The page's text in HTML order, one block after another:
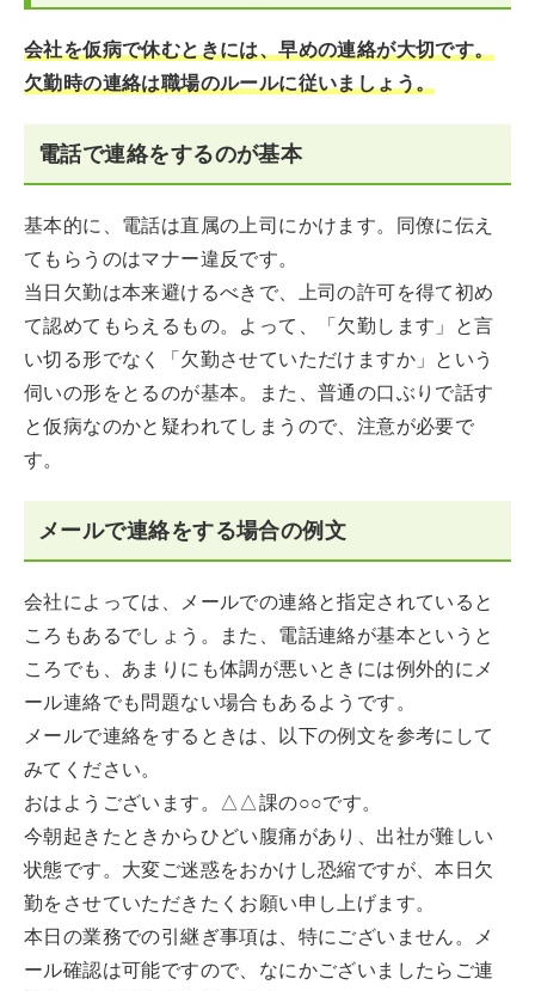
会社を仮病で休むときには、早めの連絡が大切です。
欠勤時の連絡は職場のルールに従いましょう。
電話で連絡をするのが基本
基本的に、電話は直属の上司にかけます。同僚に伝え
てもらうのはマナー違反です。
当日欠勤は本来避けるべきで、上司の許可を得て初め
て認めてもらえるもの。よって、「欠勤します」と言
い切る形でなく「欠勤させていただけますか」という
伺いの形をとるのが基本。また、普通の口ぶりで話す
と仮病なのかと疑われてしまうので、注意が必要で
す。
メールで連絡をする場合の例文
会社によっては、メールでの連絡と指定されていると
ころもあるでしょう。また、電話連絡が基本というと
ころでも、あまりにも体調が悪いときには例外的にメ
ール連絡でも問題ない場合もあるようです。
メールで連絡をするときは、以下の例文を参考にして
みてください。
おはようございます。△△課の○○です。
今朝起きたときからひどい腹痛があり、出社が難しい
状態です。大変ご迷惑をおかけし恐縮ですが、本日欠
勤をさせていただきたくお願い申し上げます。
本日の業務での引継ぎ事項は、特にございません。メ
ール確認は可能ですので、なにかございましたらご連